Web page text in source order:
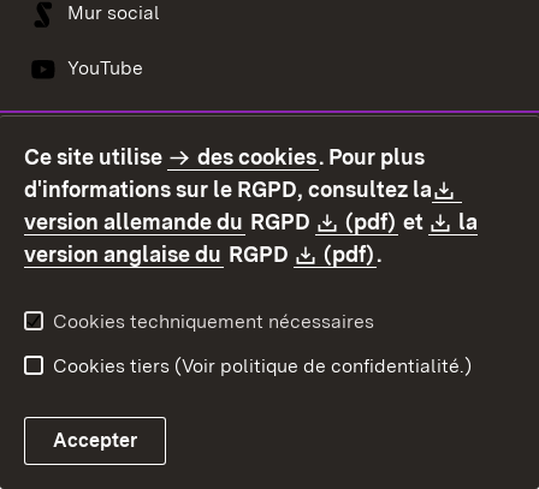
Mur social
YouTube
Contact
Protection des données
Déclaration d'accessibilité Mentions légales
Ce site utilise des cookies. Pour plus
d'informations sur le RGPD, consultez la
version allemande du (S’ouvre dans un nouvel
RGPD Download:
(pdf) (S’ouvre
et
la
version anglaise du (S’ouvre dans un nouvel
RGPD Download:
(pdf).
Cookies techniquement nécessaires
Cookies tiers (Voir politique de confidentialité.)
Accepter